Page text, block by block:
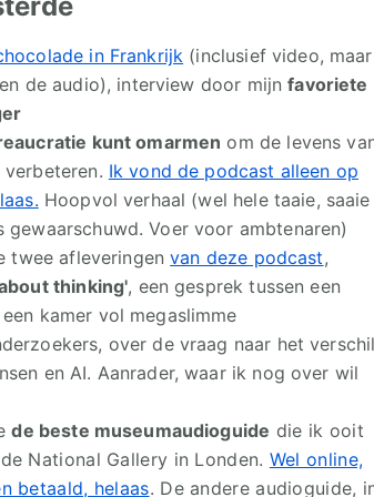
in Frankrijk (inclusief video, maar
de audio), interview door mijnfavoriete
kunt omarmen om de levens
verbeteren. Ik vond de podcast alleen op
Hoopvol verhaal (wel hele taaie, saaie
gewaarschuwd. Voer voor ambtenaren)
twee afleveringenvan deze podcast,
thinking', een gesprek tussen een
kamer vol megaslimme
over de vraag naar het verschil
en AI. Aanrader, waar ik nog over wil
de beste museumaudioguide die ik ooit
National Gallery in Londen. Wel online,
betaald, helaas. De andere audioguide,